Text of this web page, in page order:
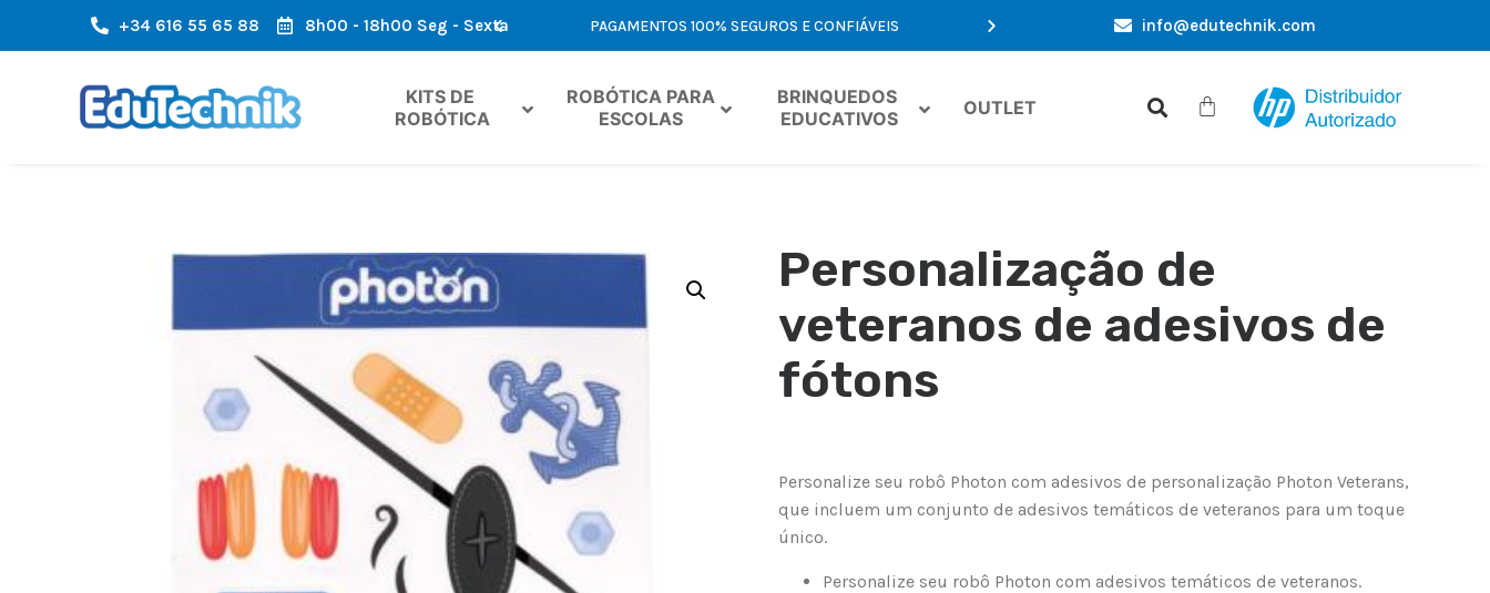
+34 616 55 65 88 8h00 - 18h00 Seg - Sexta
ÁREA DA EUROPA ENVIO RÁPIDO, CHEGADA RÁPIDA PAGAMENTOS 100% SEGUROS E CONFIÁVEIS OFERTAS EXCLUSIVAS APENAS PARA VOCÊ
info@edutechnik.com
KITS DE
ROBÓTICA
ROBÓTICA PARA
ESCOLAS
BRINQUEDOS
EDUCATIVOS
OUTLET
Personalização de
veteranos de adesivos de
fótons
Personalize seu robô Photon com adesivos de personalização Photon Veterans,
que incluem um conjunto de adesivos temáticos de veteranos para um toque
único.
Personalize seu robô Photon com adesivos temáticos de veteranos.